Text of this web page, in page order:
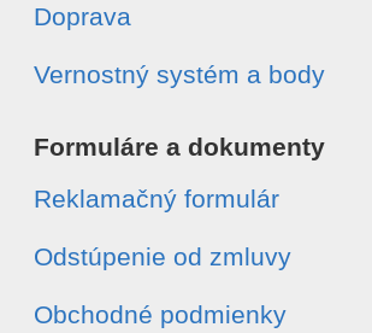
Doprava
Vernostný systém a body
Formuláre a dokumenty
Reklamačný formulár
Odstúpenie od zmluvy
Obchodné podmienky